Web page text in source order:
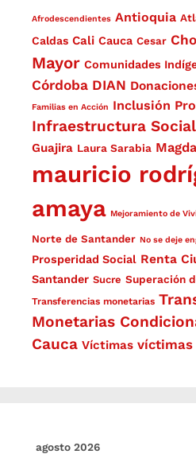
Afrodescendientes Antioquia
Caldas Cali Cauca Cesar
Mayor Comunidades
Córdoba DIAN
Familias en Acción Inclusión
Infraestructura Social
Guajira Laura Sarabia
mauricio
amaya Mejoramiento de
Norte de Santander No se deje
Prosperidad Social Renta
Santander Sucre Superación
Transferencias monetarias
Monetarias
Cauca Víctimas
agosto 2026